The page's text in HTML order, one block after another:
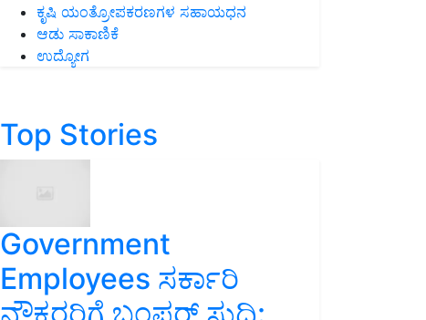
ಕೃಷಿ ಯಂತ್ರೋಪಕರಣಗಳ ಸಹಾಯಧನ
ಆಡು ಸಾಕಾಣಿಕೆ
ಉದ್ಯೋಗ
Top Stories
Government
Employees ಸರ್ಕಾರಿ